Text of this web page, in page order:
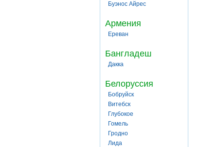
Буэнос Айрес
Армения
Ереван
Бангладеш
Дакка
Белоруссия
Бобруйск
Витебск
Глубокое
Гомель
Гродно
Лида